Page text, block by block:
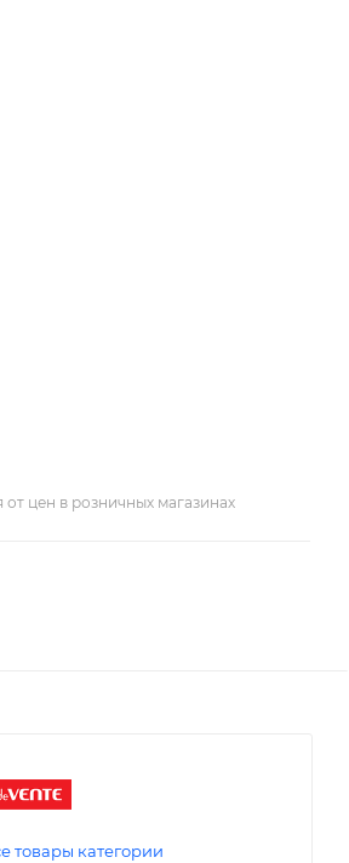
цен в розничных магазинах
товары категории